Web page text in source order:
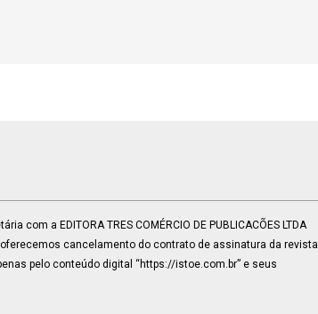
com a EDITORA TRES COMÉRCIO DE PUBLICACÕES LTDA
cancelamento do contrato de assinatura da revista
pelo conteúdo digital “https://istoe.com.br” e seus